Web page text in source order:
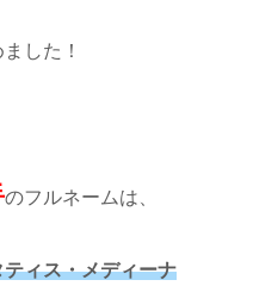
した！
のフルネームは、
ィス・メディーナ